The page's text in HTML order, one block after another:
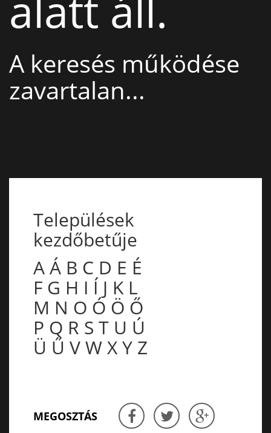
A keresés működése
zavartalan...
Települések
kezdőbetűje
AÁ B C D E É
F G H I Í J K L
M N O Ó Ö Ő
P Q R S T U Ú
Ü Ű VWXY Z
MEGOSZTÁS